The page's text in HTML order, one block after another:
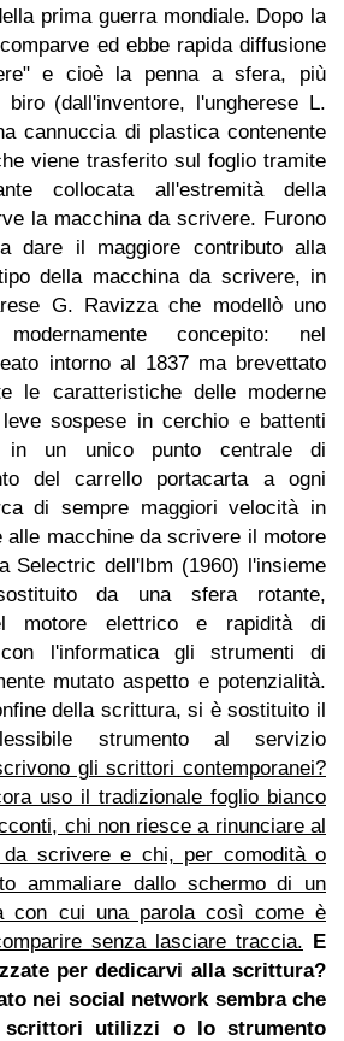
prima guerra mondiale. Dopo la
ed ebbe rapida diffusione
e cioè la penna a sfera, più
biro(dall'inventore, l'ungherese L.
cannuccia di plastica contenente
viene trasferito sul foglio tramite
collocata all'estremità della
la macchina da scrivere. Furono
dare il maggiore contributo alla
della macchina da scrivere, in
G. Ravizza che modellò uno
concepito: nel
intorno al 1837 ma brevettato
le caratteristiche delle moderne
sospese in cerchio e battenti
un unico punto centrale di
del carrello portacarta a ogni
di sempre maggiori velocità in
alle macchine da scrivere il motore
Selectric dell'Ibm (1960) l'insieme
da una sfera rotante,
motore elettrico e rapidità di
l'informatica gli strumenti di
mutato aspetto e potenzialità.
della scrittura, si è sostituito il
strumento al servizio
gli scrittori contemporanei?
uso il tradizionale foglio bianco
chi non riesce a rinunciare al
scrivere e chi, per comodità o
ammaliare dallo schermo di un
con cui una parola così come è
senza lasciare traccia. E
per dedicarvi alla scrittura?
nei social network sembra che
utilizzi o lo strumento